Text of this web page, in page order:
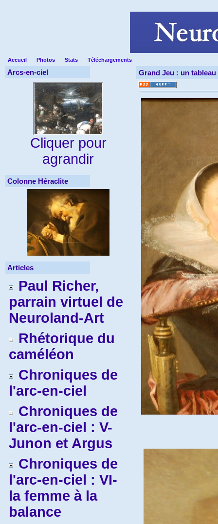
Accueil Photos Stats Téléchargements
Arcs-en-ciel
Cliquer pour
agrandir
Colonne Héraclite
Articles
Paul Richer,
parrain virtuel de
Neuroland-Art
Rhétorique du
caméléon
Chroniques de
l'arc-en-ciel
Chroniques de
l'arc-en-ciel : V-
Junon et Argus
Chroniques de
l'arc-en-ciel : VI-
la femme à la
balance
Grand Jeu : un